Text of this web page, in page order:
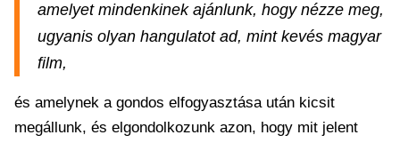
amelyet mindenkinek ajánlunk, hogy nézze meg,
ugyanis olyan hangulatot ad, mint kevés magyar
film,
és amelynek a gondos elfogyasztása után kicsit
megállunk, és elgondolkozunk azon, hogy mit jelent